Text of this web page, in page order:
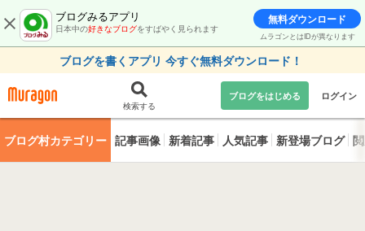
ブログみるアプリ
日本中の好きなブログをすばやく見られます
無料ダウンロード
ムラゴンとはIDが異なります
ブログを書くアプリ 今すぐ無料ダウンロード！
検索する
ブログをはじめる ログイン
記事画像 新着記事 人気記事 新登場ブログ
ブログ村カテゴリー